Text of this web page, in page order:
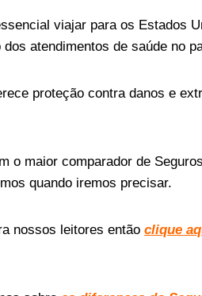
viajar para os Estados
atendimentos de saúde no
proteção contra danos e
o maior comparador de
quando iremos precisar.
nossos leitores então clique